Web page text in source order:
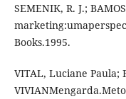
SEMENIK, R. J.;
Books.1995.
VITAL, Luciane Paula;